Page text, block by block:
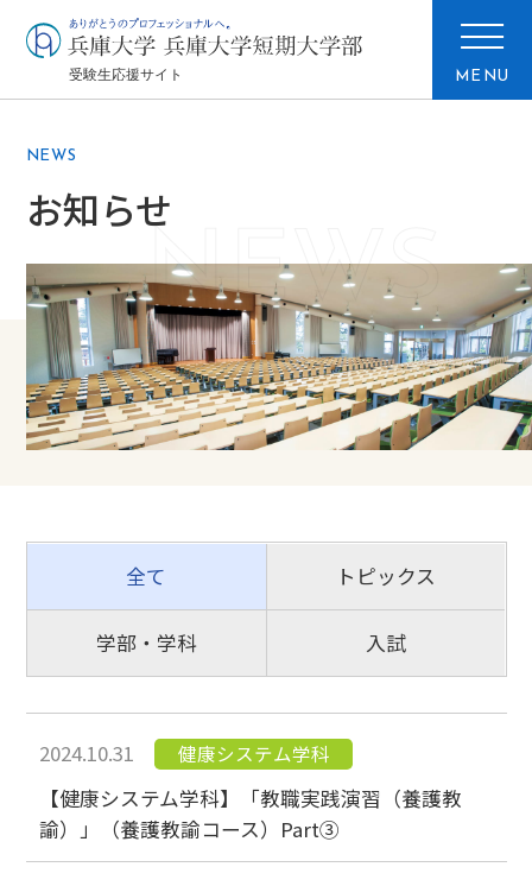
MENU
NEWS
お知らせ
全て トピックス
学部・学科 入試
2024.10.31 健康システム学科
【健康システム学科】「教職実践演習（養護教
諭）」（養護教諭コース）Part③